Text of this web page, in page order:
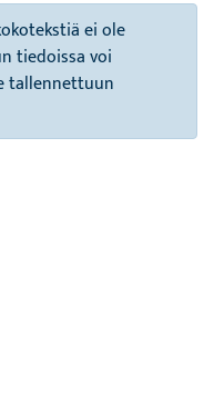
ei ole
tiedoissa voi
tallennettuun